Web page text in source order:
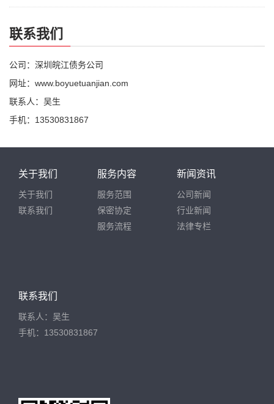
联系我们
公司：深圳皖江债务公司
网址：www.boyuetuanjian.com
联系人：吴生
手机：13530831867
关于我们
关于我们
联系我们
服务内容
服务范围
保密协定
服务流程
新闻资讯
公司新闻
行业新闻
法律专栏
联系我们
联系人：吴生
手机：13530831867